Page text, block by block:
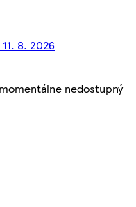
8. 2026
nedostupný